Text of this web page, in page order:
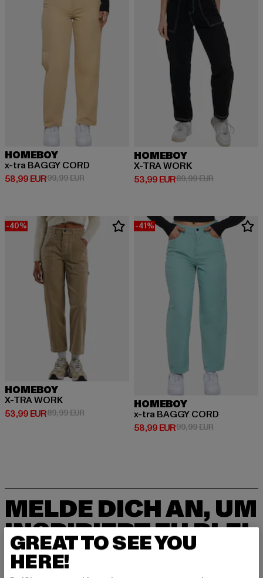
HOMEBOY
x-tra BAGGY CORD
58,99 EUR
Derzeitiger Preis: 58,99 EUR
99,99 EURAktionspreis: 99,99 EUR
HOMEBOY
X-TRA WORK
53,99 EUR
Derzeitiger Preis: 53,99 EUR
89,99 EURAktionspreis:
-40%
HOMEBOY
X-TRA WORK
53,99 EUR
Derzeitiger Preis: 53,99 EUR
89,99 EURAktionspreis: 89,99 EUR
-41%
HOMEBOY
x-tra BAGGY CORD
58,99 EUR
Derzeitiger Preis: 58,99 EUR
99,99 EURAktionspreis:
MELDE DICH AN, UM
INSPIRIERT ZU BLEI
BEN!
GREAT TO SEE YOU
HERE!